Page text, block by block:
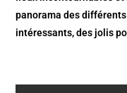
panorama des
intéressants, des jolis